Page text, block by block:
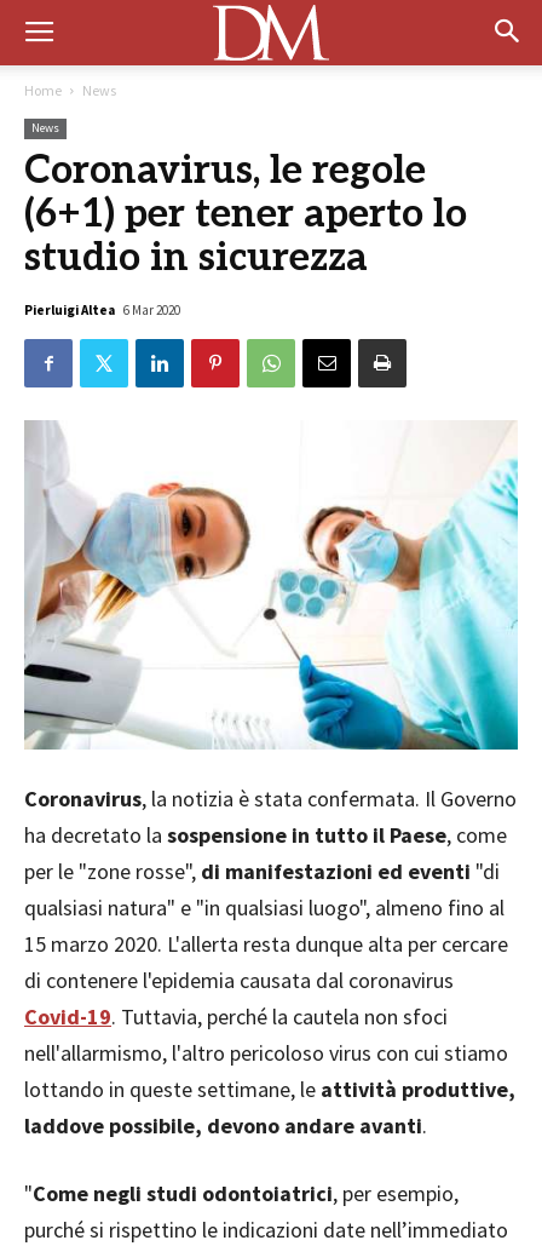
Home News
News
Coronavirus, le regole
(6+1) per tener aperto lo
studio in sicurezza
Pierluigi Altea 6 Mar 2020
Coronavirus, la notizia è stata confermata. Il Governo
ha decretato la sospensione in tutto il Paese, come
per le "zone rosse", di manifestazioni ed eventi "di
qualsiasi natura" e "in qualsiasi luogo", almeno fino al
15 marzo 2020. L'allerta resta dunque alta per cercare
di contenere l'epidemia causata dal coronavirus
Covid-19. Tuttavia, perché la cautela non sfoci
nell'allarmismo, l'altro pericoloso virus con cui stiamo
lottando in queste settimane, le attività produttive,
laddove possibile, devono andare avanti.
"Come negli studi odontoiatrici, per esempio,
purché si rispettino le indicazioni date nell’immediato